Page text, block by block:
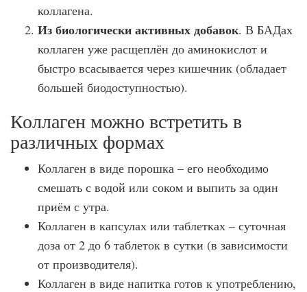
коллагена.
Из биологически активных добавок. В БАДах
коллаген уже расщеплён до аминокислот и
быстро всасывается через кишечник (обладает
большей биодоступностью).
Коллаген можно встретить в
различных формах
Коллаген в виде порошка – его необходимо
смешать с водой или соком и выпить за один
приём с утра.
Коллаген в капсулах или таблетках – суточная
доза от 2 до 6 таблеток в сутки (в зависимости
от производителя).
Коллаген в виде напитка готов к употреблению,